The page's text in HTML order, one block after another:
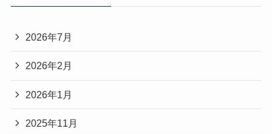
2026年7月
2026年2月
2026年1月
2025年11月